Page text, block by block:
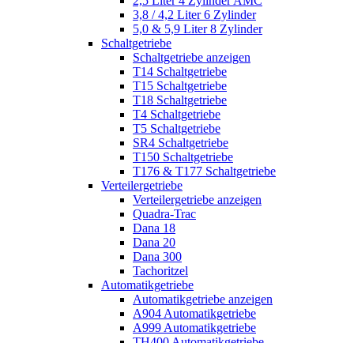
3,8 / 4,2 Liter 6 Zylinder
5,0 & 5,9 Liter 8 Zylinder
Schaltgetriebe
Schaltgetriebe anzeigen
T14 Schaltgetriebe
T15 Schaltgetriebe
T18 Schaltgetriebe
T4 Schaltgetriebe
T5 Schaltgetriebe
SR4 Schaltgetriebe
T150 Schaltgetriebe
T176 & T177 Schaltgetriebe
Verteilergetriebe
Verteilergetriebe anzeigen
Quadra-Trac
Dana 18
Dana 20
Dana 300
Tachoritzel
Automatikgetriebe
Automatikgetriebe anzeigen
A904 Automatikgetriebe
A999 Automatikgetriebe